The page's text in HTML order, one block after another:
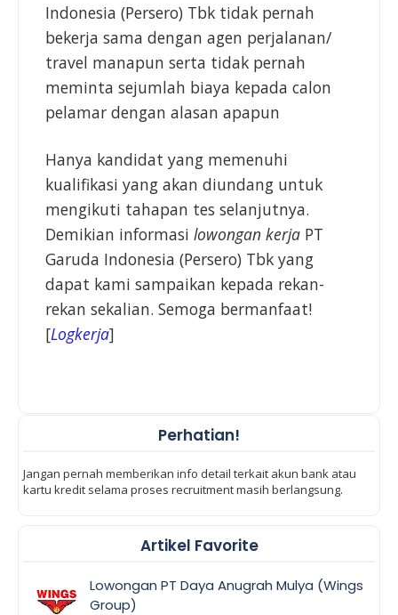
Indonesia (Persero) Tbk tidak pernah
bekerja sama dengan agen perjalanan/
travel manapun serta tidak pernah
meminta sejumlah biaya kepada calon
pelamar dengan alasan apapun
Hanya kandidat yang memenuhi
kualifikasi yang akan diundang untuk
mengikuti tahapan tes selanjutnya.
Demikian informasi lowongan kerja PT
Garuda Indonesia (Persero) Tbk yang
dapat kami sampaikan kepada rekan-
rekan sekalian. Semoga bermanfaat!
[Logkerja]
Perhatian!
Jangan pernah memberikan info detail terkait akun bank atau
kartu kredit selama proses recruitment masih berlangsung.
Artikel Favorite
Lowongan PT Daya Anugrah Mulya (Wings
Group)